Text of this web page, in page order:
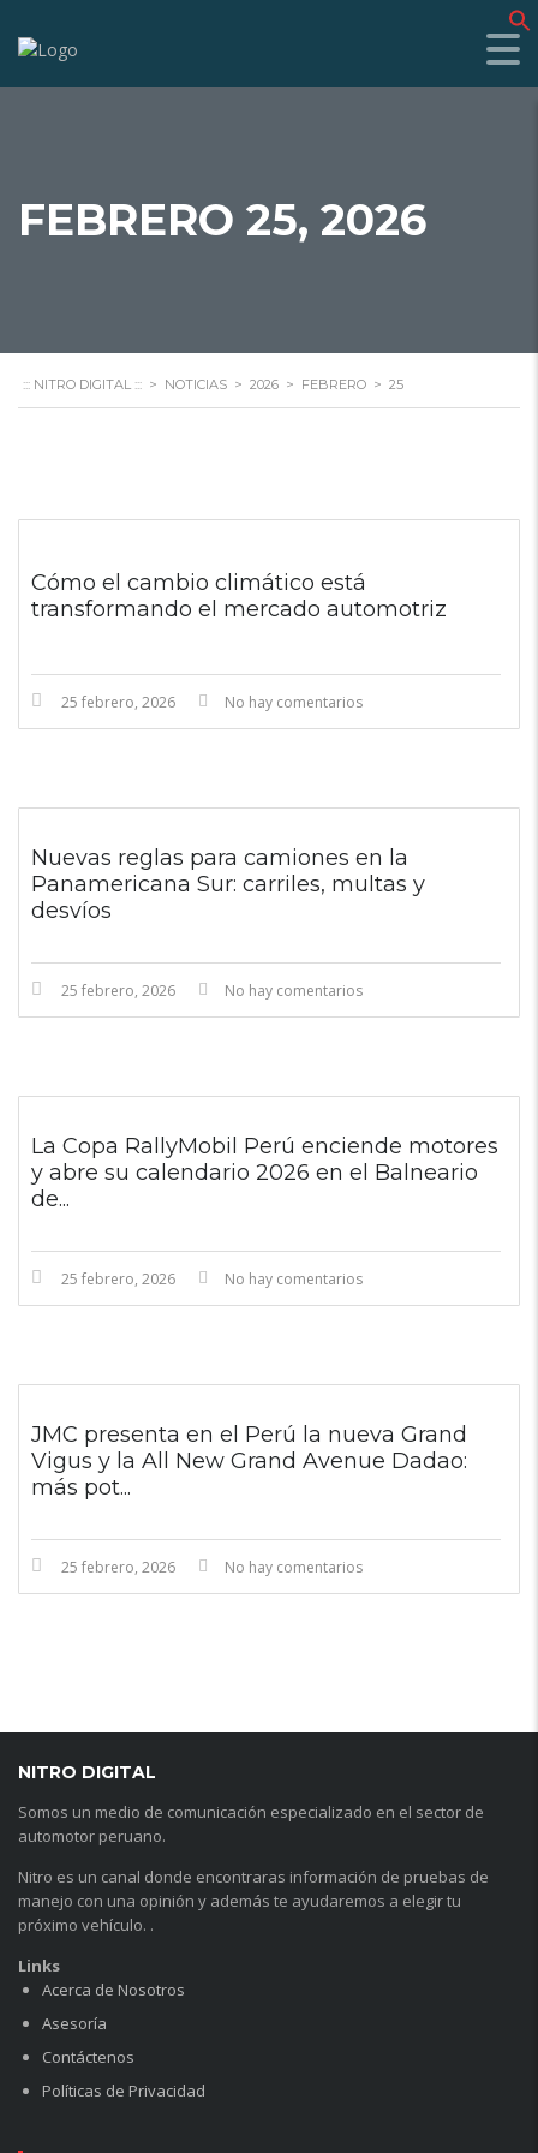
FEBRERO 25, 2026
::: NITRO DIGITAL ::: > NOTICIAS > 2026 > FEBRERO > 25
Cómo el cambio climático está
transformando el mercado automotriz
25 febrero, 2026 No hay comentarios
Nuevas reglas para camiones en la
Panamericana Sur: carriles, multas y
desvíos
25 febrero, 2026 No hay comentarios
La Copa RallyMobil Perú enciende motores
y abre su calendario 2026 en el Balneario
de...
25 febrero, 2026 No hay comentarios
JMC presenta en el Perú la nueva Grand
Vigus y la All New Grand Avenue Dadao:
más pot...
25 febrero, 2026 No hay comentarios
NITRO DIGITAL
Somos un medio de comunicación especializado en el sector de
automotor peruano.
Nitro es un canal donde encontraras información de pruebas de
manejo con una opinión y además te ayudaremos a elegir tu
próximo vehículo. .
Links
Acerca de Nosotros
Asesoría
Contáctenos
Políticas de Privacidad